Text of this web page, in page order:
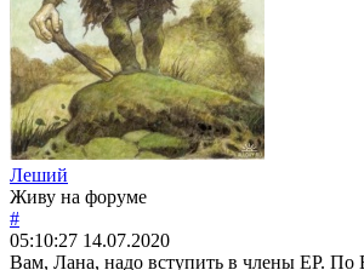
Леший
Живу на форуме
#
05:10:27 14.07.2020
Вам, Лана, надо вступить в члены ЕР.